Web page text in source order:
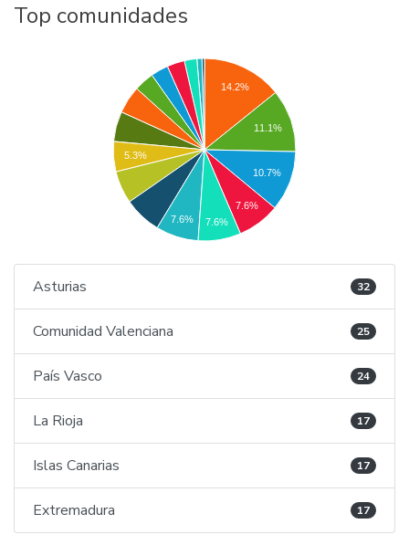
Top comunidades
14.2%
11.1%
10.7%
7.6%
5.3%
7.6% 7.6%
Asturias 32
Comunidad Valenciana 25
País Vasco 24
La Rioja 17
Islas Canarias 17
Extremadura 17